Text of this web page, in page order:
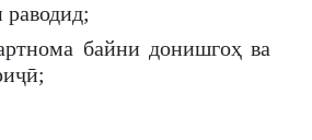
раводид;
байни донишгоҳ ва